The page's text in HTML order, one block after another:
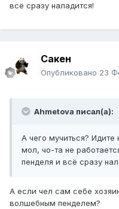
всё сразу наладится!
Сакен
Опубликовано 23
Ahmetova писал(а):
А чего мучиться?
мол, чо-та не
пенделя и всё сразу
А если чел сам себе
волшебным пенделем?